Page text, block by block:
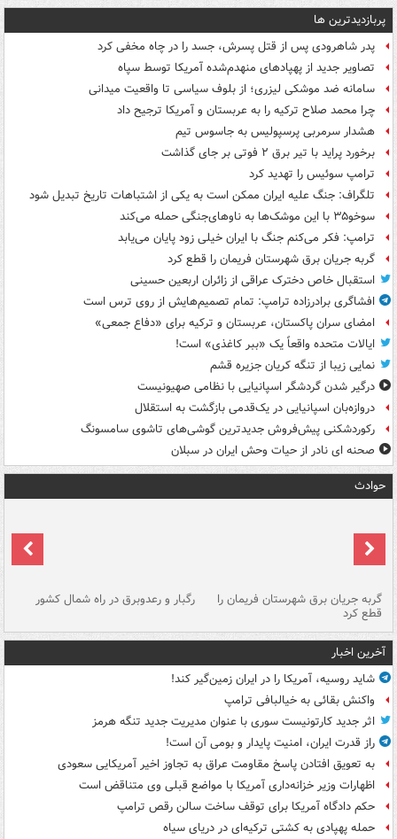
پربازدیدترین ها
پدر شاهرودی پس از قتل پسرش، جسد را در چاه مخفی کرد
تصاویر جدید از پهپادهای منهدم‌شده آمریکا توسط سپاه
سامانه ضد موشکی لیزری؛ از بلوف سیاسی تا واقعیت میدانی
چرا محمد صلاح ترکیه را به عربستان و آمریکا ترجیح داد
هشدار سرمربی پرسپولیس به جاسوس تیم
برخورد پراید با تیر برق ۲ فوتی بر جای گذاشت
ترامپ سوئیس را تهدید کرد
تلگراف: جنگ علیه ایران ممکن است به یکی از اشتباهات تاریخ تبدیل شود
سوخو۳۵ با این موشک‌ها به ناوهای‌جنگی حمله می‌کند
ترامپ: فکر می‌کنم جنگ با ایران خیلی زود پایان می‌یابد
گربه جریان برق شهرستان فریمان را قطع کرد
استقبال خاص دخترک عراقی از زائران اربعین حسینی
افشاگری برادرزاده ترامپ: تمام تصمیم‌هایش از روی ترس است
امضای سران پاکستان، عربستان و ترکیه برای «دفاع جمعی»
ایالات متحده واقعاً یک «ببر کاغذی» است!
نمایی زیبا از تنگه کریان جزیره قشم
درگیر شدن گردشگر اسپانیایی با نظامی صهیونیست
دروازه‌بان اسپانیایی در یک‌قدمی بازگشت به استقلال
رکوردشکنی پیش‌فروش جدیدترین گوشی‌های تاشوی سامسونگ
صحنه ای نادر از حیات وحش ایران در سبلان
حوادث
گربه جریان برق شهرستان فریمان را
قطع کرد
رگبار و رعدوبرق در راه شمال کشور
آخرین اخبار
شاید روسیه، آمریکا را در ایران زمین‌گیر کند!
واکنش بقائی به خیالبافی ترامپ
اثر جدید کارتونیست سوری با عنوان مدیریت جدید تنگه هرمز
راز قدرت ایران، امنیت پایدار و بومی آن است!
به تعویق افتادن پاسخ مقاومت عراق به تجاوز اخیر آمریکایی سعودی
اظهارات وزیر خزانه‌داری آمریکا با مواضع قبلی وی متناقض است
حکم دادگاه آمریکا برای توقف ساخت سالن رقص ترامپ
حمله پهپادی به کشتی ترکیه‌ای در دریای سیاه